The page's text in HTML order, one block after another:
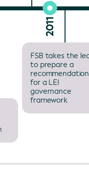
2011
FSB takes the
to prepare a
recommendation
for a LEI
governance
framework